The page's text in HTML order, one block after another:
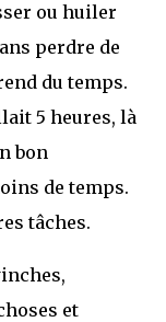
ou huiler
perdre de
du temps.
5 heures, là
bon
de temps.
tâches.
et